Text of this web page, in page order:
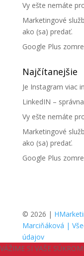
Vy ešte nemáte
Marketingové
ako (sa) predať.
Google Plus
Najčítanejšie
Je Instagram viac
LinkedIN –
Vy ešte nemáte
Marketingové
ako (sa) predať.
Google Plus
© 2026 |
Marciňáková |
údajov
VÁŽIME SI VAŠE